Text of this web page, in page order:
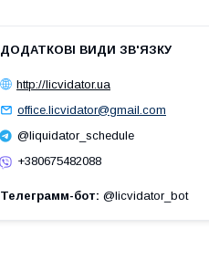
http://licvidator.ua
office.licvidator@gmail.com
@liquidator_schedule
+380675482088
Телеграмм-бот @licvidator_bot